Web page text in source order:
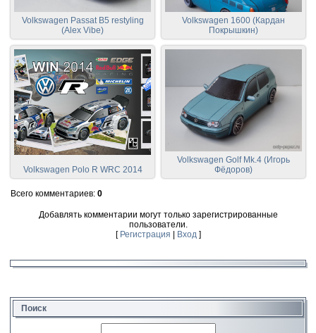
Volkswagen Passat B5 restyling
(Alex Vibe)
Volkswagen 1600 (Кардан
Покрышкин)
Volkswagen Polo R WRC 2014
Volkswagen Golf Mk.4 (Игорь
Фёдоров)
Всего комментариев: 0
Добавлять комментарии могут только зарегистрированные
пользователи.
[ Регистрация Вход]
Поиск